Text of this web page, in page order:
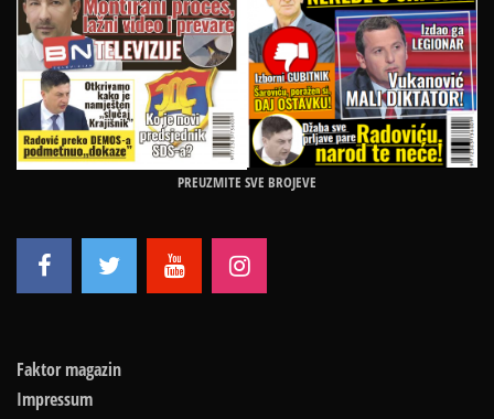
PREUZMITE SVE BROJEVE
Faktor magazin
Impressum